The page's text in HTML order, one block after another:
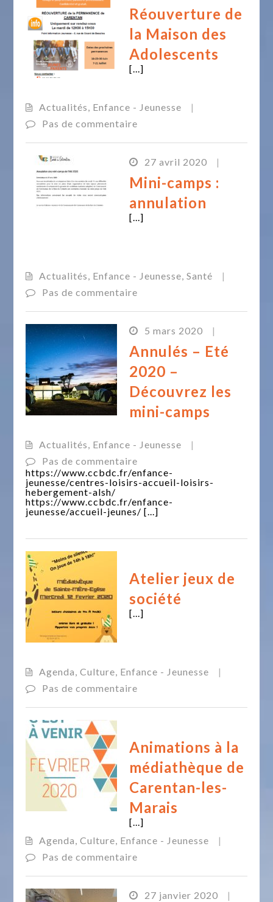
Actualités, Enfance - Jeunesse
|
Pas de commentaire
Réouverture de
la Maison des
Adolescents
[...]
27 avril 2020 |
Actualités, Enfance - Jeunesse,Santé
|
Pas de commentaire
Mini-camps :
annulation
[...]
5 mars 2020 |
Actualités, Enfance - Jeunesse
|
Pas de commentaire
Annulés – Eté
2020 –
Découvrez les
mini-camps
https://www.ccbdc.fr/enfance-
jeunesse/centres-loisirs-accueil-loisirs-
hebergement-alsh/
https://www.ccbdc.fr/enfance-
jeunesse/accueil-jeunes/ [...]
Agenda,Culture, Enfance - Jeunesse
|
Pas de commentaire
Atelier jeux de
société
[...]
Agenda,Culture, Enfance - Jeunesse
|
Pas de commentaire
Animations à la
médiathèque de
Carentan-les-
Marais
[...]
27 janvier 2020 |